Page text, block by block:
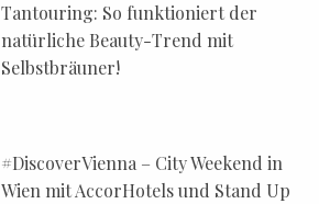
Tantouring: So funktioniert der
natürliche Beauty-Trend mit
Selbstbräuner!
#DiscoverVienna – City Weekend in
Wien mit AccorHotels und Stand Up